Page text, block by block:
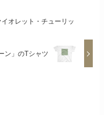
オレット・チューリッ
ン」のTシャツ